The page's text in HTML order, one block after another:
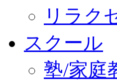
リラク
スクール
塾/家庭